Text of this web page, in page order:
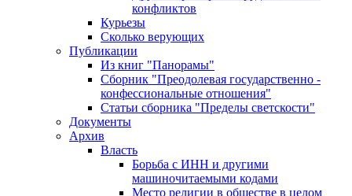
конфликтов
Курьезы
Сколько верующих
Публикации
Из книг "Панорамы"
Сборник "Преодолевая государственно -
конфессиональные отношения"
Статьи сборника "Пределы светскости"
Документы
Архив
Власть
Борьба с ИНН и другими
машиночитаемыми кодами
Место религии в обществе в целом